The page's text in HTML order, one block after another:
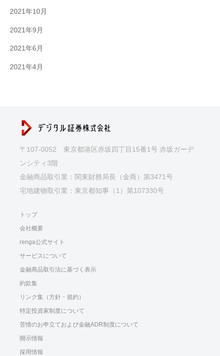
2021年10月
2021年9月
2021年6月
2021年4月
〒107-0052 東京都港区赤坂四丁目15番1号 赤坂ガーデ
ンシティ3階
金融商品取引業：関東財務局長（金商）第3471号
宅地建物取引業：東京都知事（1）第107330号
トップ
会社概要
renga公式サイト
サービスについて
金融商品取引法に基づく表示
約款集
リンク集（方針・規約）
特定投資家制度について
苦情のお申立ておよび金融ADR制度について
開示情報
採用情報